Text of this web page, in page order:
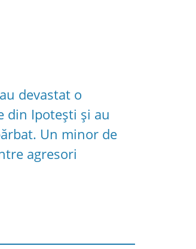
devastat o
din Ipotești și au
Un minor de
agresori